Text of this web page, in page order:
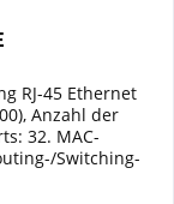
RJ-45 Ethernet
Anzahl der
32. MAC-
Switching-